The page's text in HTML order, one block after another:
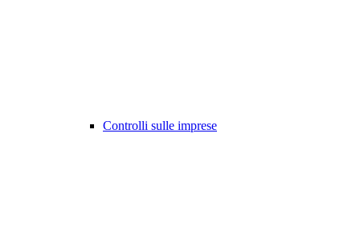
Controlli sulle imprese